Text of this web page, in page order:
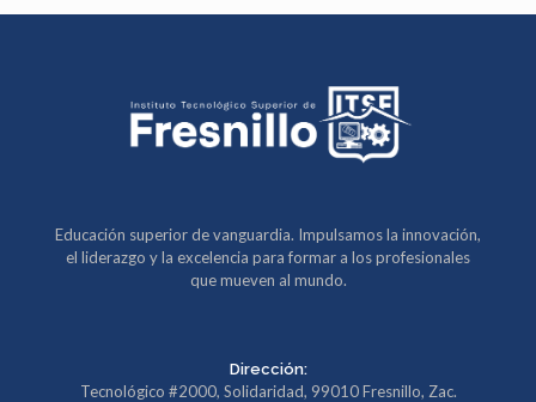
Educación superior de vanguardia. Impulsamos la innovación,
el liderazgo y la excelencia para formar a los profesionales
que mueven al mundo.
Dirección:
Tecnológico #2000, Solidaridad, 99010 Fresnillo, Zac.